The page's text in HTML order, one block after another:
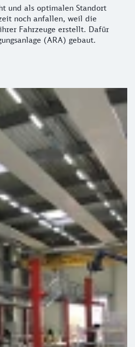
und als optimalen Standort
noch anfallen, weil die
Fahrzeuge erstellt. Dafür
(ARA) gebaut.